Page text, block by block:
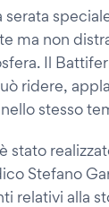
serata
ma non
Il
ridere,
stesso
stato
Stefano
relativi alla